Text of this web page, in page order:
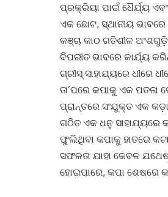
ପ୍ରକ୍ରିୟା ପାଇଁ ଧୈର୍ଯ୍ୟ
ଏକ ଛୋଟ, ସ୍ଥାନୀୟ
କଞ୍ଚା କାଠ ଗତିଶୀଳ
ବିପରୀତ ଭାବରେ କାର୍ଯ୍ୟ
ଗ୍ରୀସ୍ ସାହାଯ୍ୟରେ ଧୀରେ
ତା’ପରେ କପାକୁ ଏକ ପତଳା
ପ୍ରାନ୍ତରେ ସଂଯୁକ୍ତ ଏକ
ଗଠିତ ଏକ ଧନୁ ସାହାଯ୍ୟରେ
ଫୁଲିଥିବା କପାକୁ ହାତରେ
ସଫଳତା ଯାହା କେବଳ
ହୋଇପାରେ, କପା ଶେଷରେ